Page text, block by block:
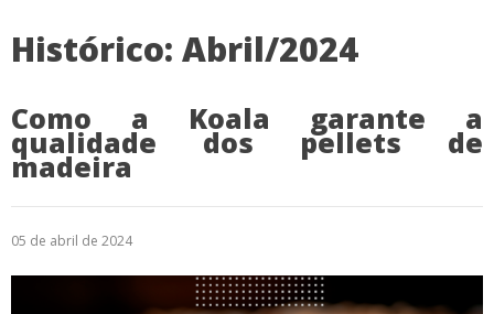
Histórico: Abril/2024
Como a Koala garante a
qualidade dos pellets de
madeira
05 de abril de 2024
Sobre nós
Atendimento